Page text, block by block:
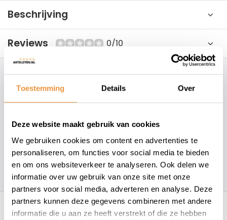
Toestemming Details Over
Deze website maakt gebruik van cookies
We gebruiken cookies om content en advertenties te
personaliseren, om functies voor social media te bieden
en om ons websiteverkeer te analyseren. Ook delen we
informatie over uw gebruik van onze site met onze
partners voor social media, adverteren en analyse. Deze
partners kunnen deze gegevens combineren met andere
informatie die u aan ze heeft verstrekt of die ze hebben
Beschrijving
Reviews 0/10
157 klanten geven een 4.7/5 op
Recent bekeken